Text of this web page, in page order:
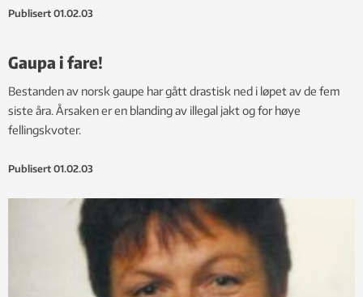
Publisert 01.02.03
Gaupa i fare!
Bestanden av norsk gaupe har gått drastisk ned i løpet av de fem
siste åra. Årsaken er en blanding av illegal jakt og for høye
fellingskvoter.
Publisert 01.02.03